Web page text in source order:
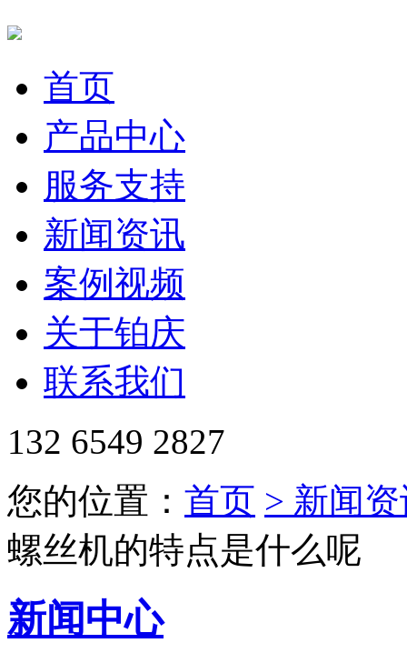
首页
产品中心
服务支持
新闻资讯
案例视频
关于铂庆
联系我们
132 6549 2827
您的位置： 首页 > 新闻
螺丝机的特点是什么呢
新闻中心